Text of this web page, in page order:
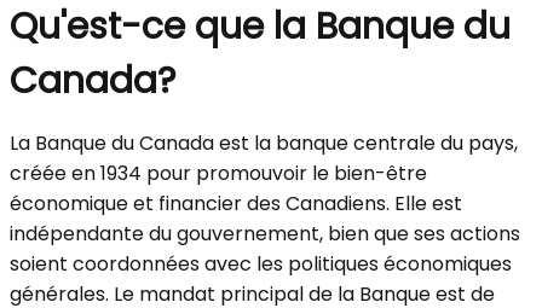
Qu'est-ce que la Banque du
Canada?
La Banque du Canada est la banque centrale du pays,
créée en 1934 pour promouvoir le bien-être
économique et financier des Canadiens. Elle est
indépendante du gouvernement, bien que ses actions
soient coordonnées avec les politiques économiques
générales. Le mandat principal de la Banque est de